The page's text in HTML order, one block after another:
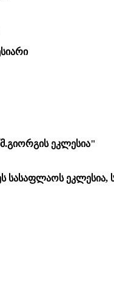
ეკლესია"
სასაფლაოს ეკლესია,